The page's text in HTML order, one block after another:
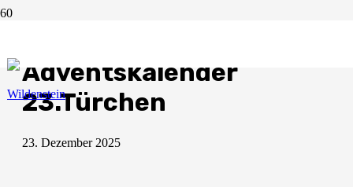
Adventskalender
23.Türchen
23. Dezember 2025